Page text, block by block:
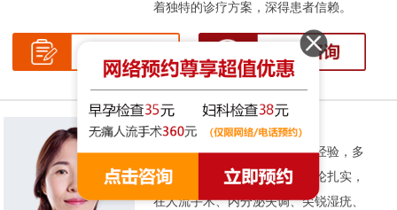
着独特的诊疗方案，深得患者信赖。
张伟侠
简介：拥有十余年的妇科临床经验，多
次被评为先进工作者。基础理论扎实，
在人流手术、内分泌失调、尖锐湿疣、